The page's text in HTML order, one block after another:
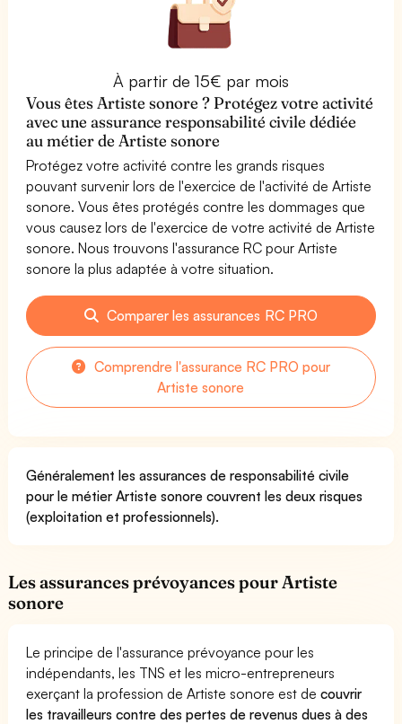
À partir de 15€ par mois
Vous êtes Artiste sonore ? Protégez votre activité
avec une assurance responsabilité civile dédiée
au métier de Artiste sonore
Protégez votre activité contre les grands risques
pouvant survenir lors de l'exercice de l'activité de Artiste
sonore. Vous êtes protégés contre les dommages que
vous causez lors de l'exercice de votre activité de Artiste
sonore. Nous trouvons l'assurance RC pour Artiste
sonore la plus adaptée à votre situation.
Comparer les assurances RC PRO
Comprendre l'assurance RC PRO pour
Artiste sonore
Généralement les assurances de responsabilité civile
pour le métier Artiste sonore couvrent les deux risques
(exploitation et professionnels).
Les assurances prévoyances pour Artiste
sonore
Le principe de l'assurance prévoyance pour les
indépendants, les TNS et les micro-entrepreneurs
exerçant la profession de Artiste sonore est decouvrir
les travailleurs contre des pertes de revenus dues à des